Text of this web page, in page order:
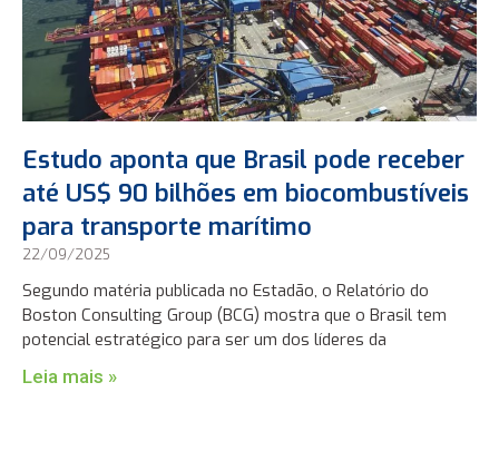
Estudo aponta que Brasil pode receber
até US$ 90 bilhões em biocombustíveis
para transporte marítimo
22/09/2025
Segundo matéria publicada no Estadão, o Relatório do
Boston Consulting Group (BCG) mostra que o Brasil tem
potencial estratégico para ser um dos líderes da
Leia mais »